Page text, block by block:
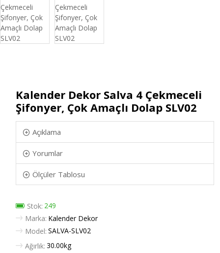
Kalender Dekor Salva 4 Çekmeceli
Şifonyer, Çok Amaçlı Dolap SLV02
Açıklama
Yorumlar
Ölçüler Tablosu
Stok: 249
Marka: Kalender Dekor
Model: SALVA-SLV02
Ağırlık: 30.00kg